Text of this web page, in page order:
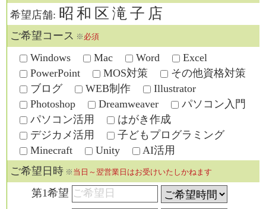
希望店舗: 昭和区滝子店
ご希望コース ※ 必須
Windows Mac Word
Excel
PowerPoint
MOS対策
その他資格対策
ブログ
WEB制作
Illustrator
Photoshop
Dreamweaver
パソコン入門
パソコン活用
はがき作成
デジカメ活用
子どもプログラミング
Minecraft
Unity
AI活用
ご希望日時※ 当日～翌営業日はお受けいたしかねます
第1希望